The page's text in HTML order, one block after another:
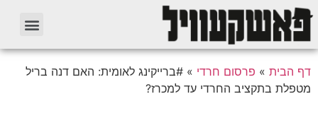
דף הבית » פרסום חרדי » #ברייקינג לאומית: האם דנה בריל
מטפלת בתקציב החרדי עד למכרז?